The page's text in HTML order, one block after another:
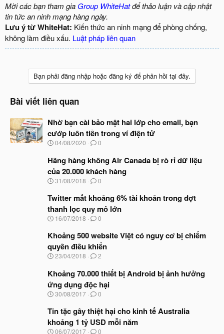
Mời các bạn tham gia Group WhiteHatđể thảo luận và cập nhật
tin tức an ninh mạng hàng ngày.
Lưu ý từ WhiteHat: Kiến thức an ninh mạng để phòng chống,
không làm điều xấu. Luật pháp liên quan
Bạn phải đăng nhập hoặc đăng ký để phản hồi tại đây.
Bài viết liên quan
Nhờ bạn cài bảo mật hai lớp cho email, bạn
cướp luôn tiền trong ví điện tử
N
à
y
b
ắ
đ
ầ
u
04/08/2020 0
Hãng hàng không Air Canada bị rò rỉ dữ liệu
của 20.000 khách hàng
N
à
b
ắ
đ
ầ
u
31/08/2018 0
Twitter mất khoảng 6% tài khoản trong đợt
thanh lọc quy mô lớn
N
à
b
ắ
đ
ầ
u
16/07/2018 0
Khoảng 500 website Việt có nguy cơ bị chiếm
quyền điều khiển
N
à
y
b
ắ
đ
ầ
u
23/04/2018 2
Khoảng 70.000 thiết bị Android bị ảnh hưởng
ứng dụng độc hại
N
à
b
30/08/2017 0
Tin tặc gây thiệt hại cho kinh tế Australia
khoảng 1 tỷ USD mỗi năm
N
06/07/2017 0